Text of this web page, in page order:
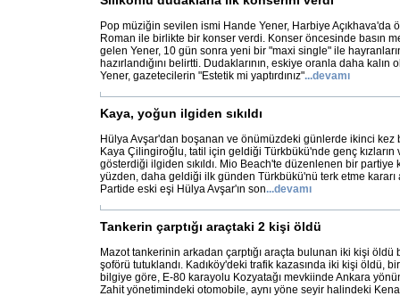
Pop müziğin sevilen ismi Hande Yener, Harbiye Açıkhava'da
Roman ile birlikte bir konser verdi. Konser öncesinde basın
gelen Yener, 10 gün sonra yeni bir "maxi single" ile
hazırlandığını belirtti. Dudaklarının, eskiye oranla daha
Yener, gazetecilerin "Estetik mi yaptırdınız"...devamı
Kaya, yoğun ilgiden sıkıldı
Hülya Avşar'dan boşanan ve önümüzdeki günlerde ikinci kez
Kaya Çilingiroğlu, tatil için geldiği Türkbükü'nde genç kızların
gösterdiği ilgiden sıkıldı. Mio Beach'te düzenlenen bir partiye
yüzden, daha geldiği ilk günden Türkbükü'nü terk etme kararı
Partide eski eşi Hülya Avşar'ın son...devamı
Tankerin çarptığı araçtaki 2 kişi öldü
Mazot tankerinin arkadan çarptığı araçta bulunan iki kişi öldü
şoförü tutuklandı. Kadıköy'deki trafik kazasında iki kişi öldü,
bilgiye göre, E-80 karayolu Kozyatağı mevkiinde Ankara
Zahit yönetimindeki otomobile, aynı yöne seyir halindeki